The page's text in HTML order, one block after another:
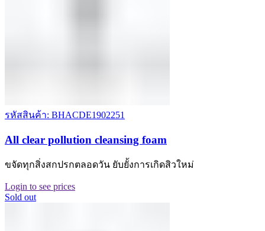
รหัสสินค้า: BHACDE1902251
All clear pollution cleansing foam
ขจัดทุกสิ่งสกปรกตลอดวัน ยับยั้งการเกิดสิวใหม่
Login to see prices
Sold out